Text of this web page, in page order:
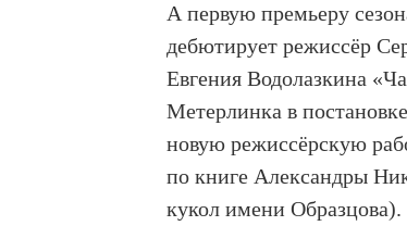
А первую премьеру
дебютирует режиссёр
Евгения Водолазкина
Метерлинка в
новую режиссёрскую
по книге Александры
кукол имени Образцова).